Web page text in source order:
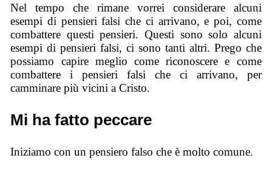
Nel tempo che rimane vorrei considerare alcuni
esempi di pensieri falsi che ci arrivano, e poi, come
combattere questi pensieri. Questi sono solo alcuni
esempi di pensieri falsi, ci sono tanti altri. Prego che
possiamo capire meglio come riconoscere e come
combattere i pensieri falsi che ci arrivano, per
camminare più vicini a Cristo.
Mi ha fatto peccare
Iniziamo con un pensiero falso che è molto comune.